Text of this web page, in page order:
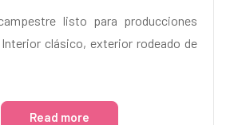
listo para producciones
clásico, exterior rodeado de
Read more